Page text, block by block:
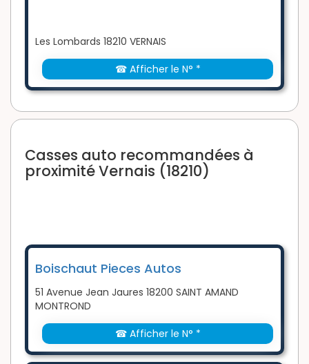
Les Lombards 18210 VERNAIS
☎ Afficher le N° *
Casses auto recommandées à
proximité Vernais (18210)
Boischaut Pieces Autos
51 Avenue Jean Jaures 18200 SAINT AMAND
MONTROND
☎ Afficher le N° *